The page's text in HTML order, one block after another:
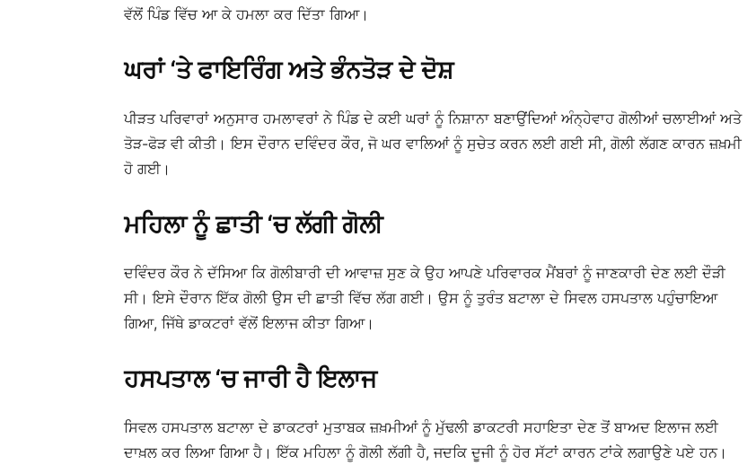
ਵੱਲੋਂ ਪਿੰਡ ਵਿੱਚ ਆ ਕੇ ਹਮਲਾ ਕਰ ਦਿੱਤਾ ਗਿਆ।
ਘਰਾਂ ‘ਤੇ ਫਾਇਰਿੰਗ ਅਤੇ ਭੰਨਤੋੜ ਦੇ ਦੋਸ਼
ਪੀੜਤ ਪਰਿਵਾਰਾਂ ਅਨੁਸਾਰ ਹਮਲਾਵਰਾਂ ਨੇ ਪਿੰਡ ਦੇ ਕਈ ਘਰਾਂ ਨੂੰ ਨਿਸ਼ਾਨਾ ਬਣਾਉਂਦਿਆਂ ਅੰਨ੍ਹੇਵਾਹ ਗੋਲੀਆਂ ਚਲਾਈਆਂ ਅਤੇ
ਤੋੜ-ਫੋੜ ਵੀ ਕੀਤੀ। ਇਸ ਦੌਰਾਨ ਦਵਿੰਦਰ ਕੌਰ, ਜੋ ਘਰ ਵਾਲਿਆਂ ਨੂੰ ਸੁਚੇਤ ਕਰਨ ਲਈ ਗਈ ਸੀ, ਗੋਲੀ ਲੱਗਣ ਕਾਰਨ ਜ਼ਖ਼ਮੀ
ਹੋ ਗਈ।
ਮਹਿਲਾ ਨੂੰ ਛਾਤੀ ‘ਚ ਲੱਗੀ ਗੋਲੀ
ਦਵਿੰਦਰ ਕੌਰ ਨੇ ਦੱਸਿਆ ਕਿ ਗੋਲੀਬਾਰੀ ਦੀ ਆਵਾਜ਼ ਸੁਣ ਕੇ ਉਹ ਆਪਣੇ ਪਰਿਵਾਰਕ ਮੈਂਬਰਾਂ ਨੂੰ ਜਾਣਕਾਰੀ ਦੇਣ ਲਈ ਦੌੜੀ
ਸੀ। ਇਸੇ ਦੌਰਾਨ ਇੱਕ ਗੋਲੀ ਉਸ ਦੀ ਛਾਤੀ ਵਿੱਚ ਲੱਗ ਗਈ। ਉਸ ਨੂੰ ਤੁਰੰਤ ਬਟਾਲਾ ਦੇ ਸਿਵਲ ਹਸਪਤਾਲ ਪਹੁੰਚਾਇਆ
ਗਿਆ, ਜਿੱਥੇ ਡਾਕਟਰਾਂ ਵੱਲੋਂ ਇਲਾਜ ਕੀਤਾ ਗਿਆ।
ਹਸਪਤਾਲ ‘ਚ ਜਾਰੀ ਹੈ ਇਲਾਜ
ਸਿਵਲ ਹਸਪਤਾਲ ਬਟਾਲਾ ਦੇ ਡਾਕਟਰਾਂ ਮੁਤਾਬਕ ਜ਼ਖ਼ਮੀਆਂ ਨੂੰ ਮੁੱਢਲੀ ਡਾਕਟਰੀ ਸਹਾਇਤਾ ਦੇਣ ਤੋਂ ਬਾਅਦ ਇਲਾਜ ਲਈ
ਦਾਖ਼ਲ ਕਰ ਲਿਆ ਗਿਆ ਹੈ। ਇੱਕ ਮਹਿਲਾ ਨੂੰ ਗੋਲੀ ਲੱਗੀ ਹੈ, ਜਦਕਿ ਦੂਜੀ ਨੂੰ ਹੋਰ ਸੱਟਾਂ ਕਾਰਨ ਟਾਂਕੇ ਲਗਾਉਣੇ ਪਏ ਹਨ।